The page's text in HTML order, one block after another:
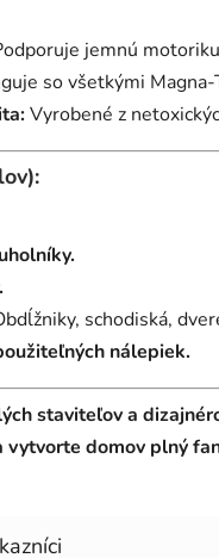
jemnú
so všetkými
Vyrobené z
schodiská,
nálepiek.
staviteľov a
vytvorte domov plný